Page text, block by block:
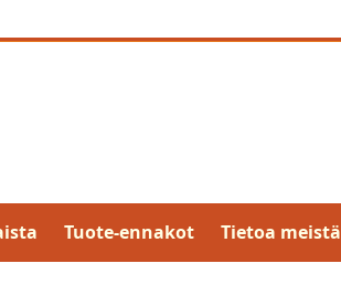
Tuote-ennakot Tietoa meistä